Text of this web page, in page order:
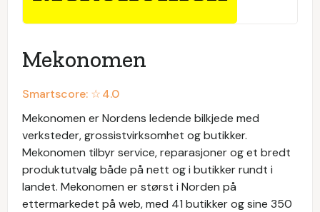
Mekonomen
Smartscore: ☆4.0
Mekonomen er Nordens ledende bilkjede med
verksteder, grossistvirksomhet og butikker.
Mekonomen tilbyr service, reparasjoner og et bredt
produktutvalg både på nett og i butikker rundt i
landet. Mekonomen er størst i Norden på
ettermarkedet på web, med 41 butikker og sine 350